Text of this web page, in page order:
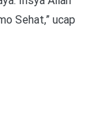
Sehat,” ucap